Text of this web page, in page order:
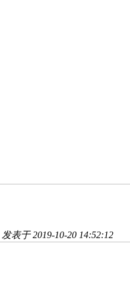
发表于 2019-10-20 14:52:12